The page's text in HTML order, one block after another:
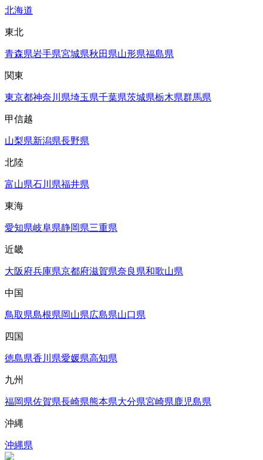
北海道
東北
青森県岩手県宮城県秋田県山形県福島県
関東
東京都神奈川県埼玉県千葉県茨城県栃木県群馬県
甲信越
山梨県新潟県長野県
北陸
富山県石川県福井県
東海
愛知県岐阜県静岡県三重県
近畿
大阪府兵庫県京都府滋賀県奈良県和歌山県
中国
鳥取県島根県岡山県広島県山口県
四国
徳島県香川県愛媛県高知県
九州
福岡県佐賀県長崎県熊本県大分県宮崎県鹿児島県
沖縄
沖縄県